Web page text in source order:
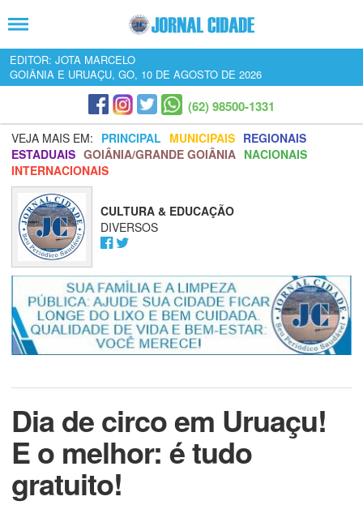
EDITOR: JOTA MARCELO
GOIÂNIA E URUAÇU, GO, 10 DE AGOSTO DE 2026
(62) 98500-1331
VEJA MAIS EM: PRINCIPAL MUNICIPAIS REGIONAIS
ESTADUAIS GOIÂNIA/GRANDE GOIÂNIA NACIONAIS
INTERNACIONAIS
CULTURA & EDUCAÇÃO
DIVERSOS
Dia de circo em Uruaçu!
E o melhor: é tudo
gratuito!